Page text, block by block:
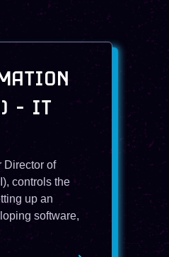
- IT
Director of
controls the
up an
software,